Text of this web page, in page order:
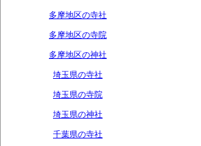
多摩地区の寺社
多摩地区の寺院
多摩地区の神社
埼玉県の寺社
埼玉県の寺院
埼玉県の神社
千葉県の寺社